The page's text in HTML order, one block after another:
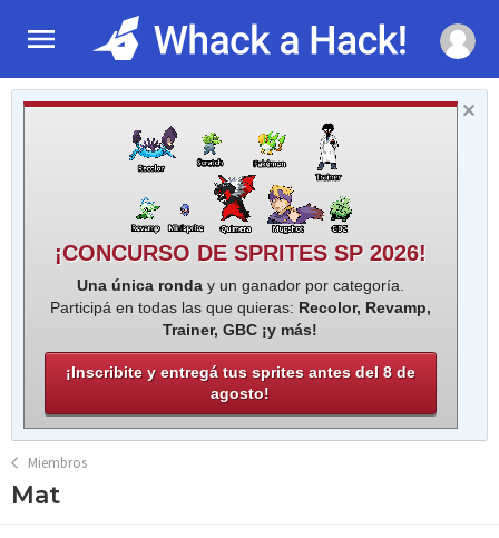
¡CONCURSO DE SPRITES SP 2026!
Una única ronday un ganador por categoría.
Participá en todas las que quieras: Recolor, Revamp,
Trainer, GBC ¡y más!
¡Inscribite y entregá tus sprites antes del 8 de
agosto!
Miembros
Mat